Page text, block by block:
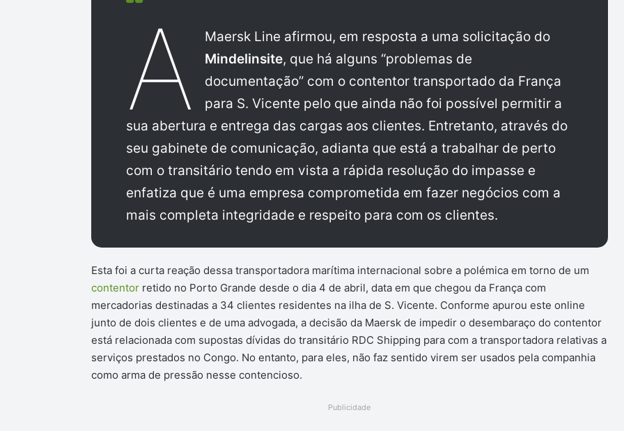
A
Maersk Line afirmou, em resposta a uma solicitação do
Mindelinsite, que há alguns “problemas de
documentação” com o contentor transportado da França
para S. Vicente pelo que ainda não foi possível permitir a
sua abertura e entrega das cargas aos clientes. Entretanto, através do
seu gabinete de comunicação, adianta que está a trabalhar de perto
com o transitário tendo em vista a rápida resolução do impasse e
enfatiza que é uma empresa comprometida em fazer negócios com a
mais completa integridade e respeito para com os clientes.
Esta foi a curta reação dessa transportadora marítima internacional sobre a polémica em torno de um
contentor retido no Porto Grande desde o dia 4 de abril, data em que chegou da França com
mercadorias destinadas a 34 clientes residentes na ilha de S. Vicente. Conforme apurou este online
junto de dois clientes e de uma advogada, a decisão da Maersk de impedir o desembaraço do contentor
está relacionada com supostas dívidas do transitário RDC Shipping para com a transportadora relativas a
serviços prestados no Congo. No entanto, para eles, não faz sentido virem ser usados pela companhia
como arma de pressão nesse contencioso.
Publicidade